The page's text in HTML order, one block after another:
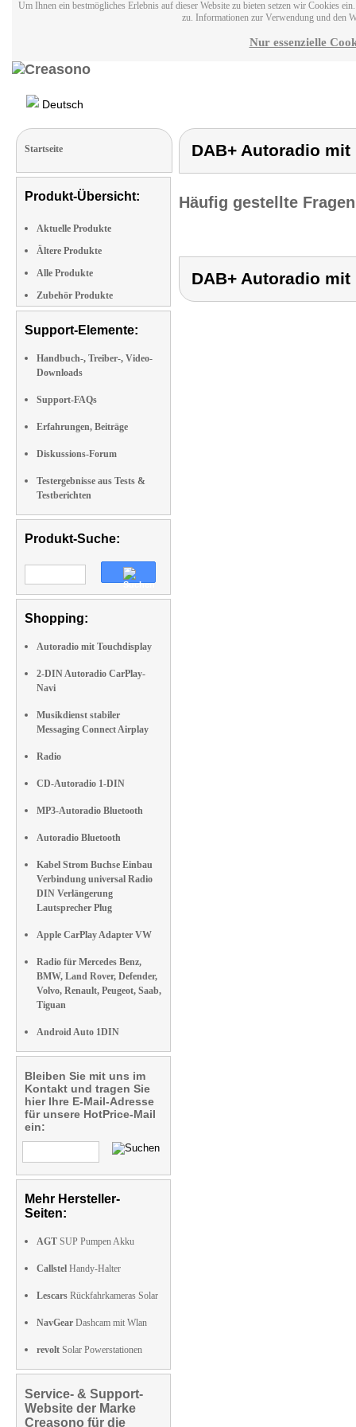
Um Ihnen ein bestmögliches Erlebnis auf dieser Website zu bieten setzen wir Cookies
zu. Informationen zur Verwendung und den
Nur essenzielle
Deutsch
Startseite
Produkt-Übersicht:
Aktuelle Produkte
Ältere Produkte
Alle Produkte
Zubehör Produkte
Support-Elemente:
Handbuch-, Treiber-, Video-
Downloads
Support-FAQs
Erfahrungen, Beiträge
Diskussions-Forum
Testergebnisse aus Tests &
Testberichten
Produkt-Suche:
Shopping:
Autoradio mit Touchdisplay
2-DIN Autoradio CarPlay-
Navi
Musikdienst stabiler
Messaging Connect Airplay
Radio
CD-Autoradio 1-DIN
MP3-Autoradio Bluetooth
Autoradio Bluetooth
Kabel Strom Buchse Einbau
Verbindung universal Radio
DIN Verlängerung
Lautsprecher Plug
Apple CarPlay Adapter VW
Radio für Mercedes Benz,
BMW, Land Rover, Defender,
Volvo, Renault, Peugeot, Saab,
Tiguan
Android Auto 1DIN
Bleiben Sie mit uns im
Kontakt und tragen Sie
hier Ihre E-Mail-Adresse
für unsere HotPrice-Mail
ein:
Mehr Hersteller-
Seiten:
AGT SUP Pumpen Akku
Callstel Handy-Halter
Lescars Rückfahrkameras Solar
NavGear Dashcam mit Wlan
revolt Solar Powerstationen
Service- & Support-
Website der Marke
Creasono für die
DAB+ Autoradio
Häufig gestellte
DAB+ Autoradio